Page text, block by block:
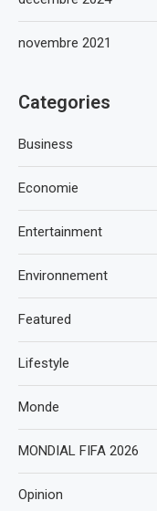
novembre 2021
Categories
Business
Economie
Entertainment
Environnement
Featured
Lifestyle
Monde
MONDIAL FIFA 2026
Opinion